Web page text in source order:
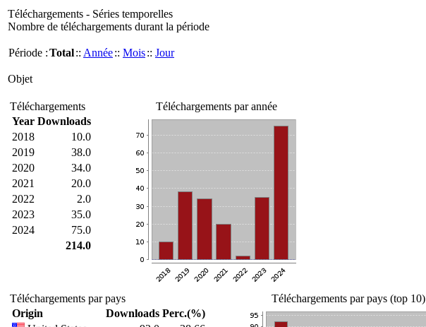
Téléchargements - Séries temporelles
Nombre de téléchargements durant la période
Période :Total:: Année:: Mois:: Jour
Objet
Téléchargements
Year Downloads
2018
10.0
2019
38.0
2020
34.0
2021
20.0
2022
2.0
2023
35.0
2024
75.0
214.0
Téléchargements par année
Téléchargements par pays
Origin
Downloads Perc.(%)
Téléchargements par pays (top 10)